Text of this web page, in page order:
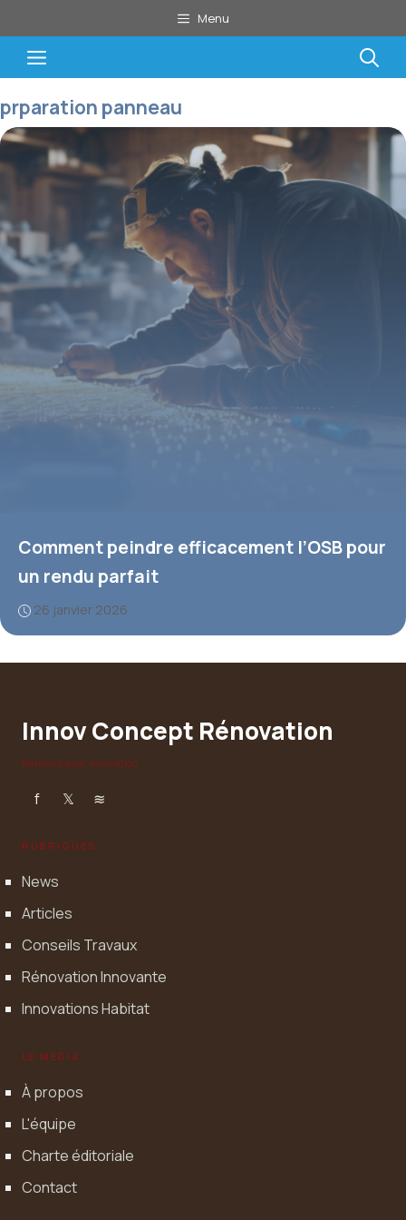
au
contenu
Menu
Menu
prparation panneau
Comment peindre efficacement l’OSB pour
un rendu parfait
26 janvier 2026
Innov Concept Rénovation
Rénovez avec innovation
f 𝕏 ≋
RUBRIQUES
News
Articles
Conseils Travaux
Rénovation Innovante
Innovations Habitat
LE MÉDIA
À propos
L'équipe
Charte éditoriale
Contact